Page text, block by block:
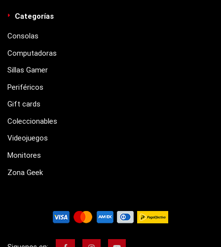
Categorías
Consolas
Computadoras
Sillas Gamer
Periféricos
Gift cards
Coleccionables
Videojuegos
Monitores
Zona Geek